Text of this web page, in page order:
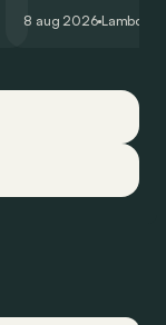
een record voor
8 aug 2026